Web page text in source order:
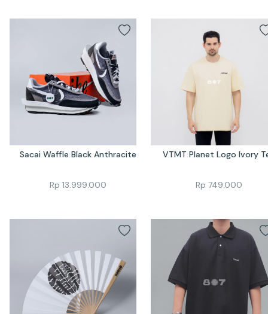
Sacai Waffle Black Anthracite
Rp 13.999.000
VTMT Planet Logo Ivory
Rp 749.000